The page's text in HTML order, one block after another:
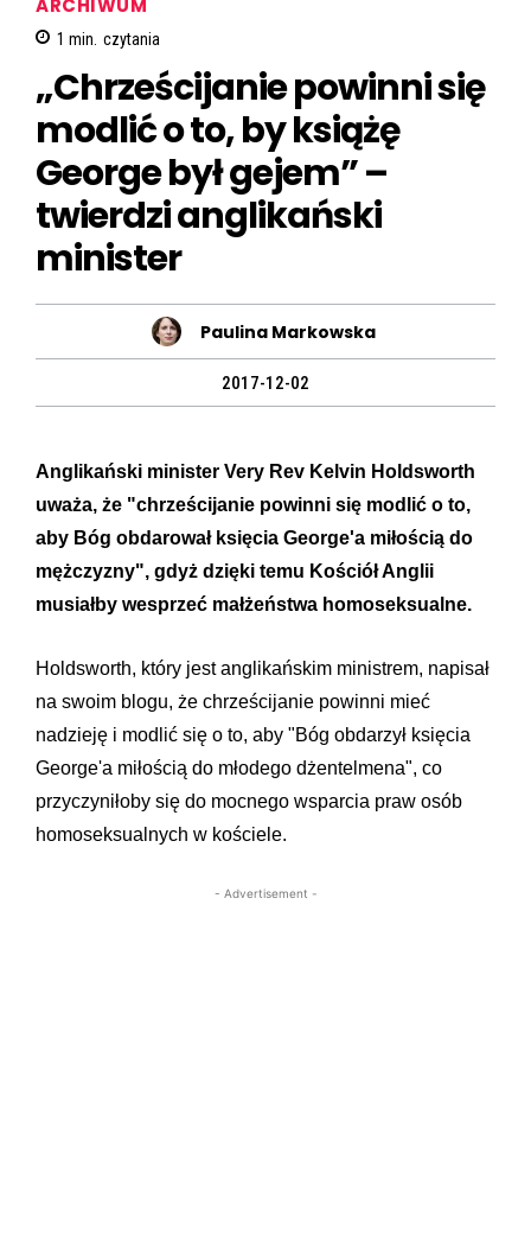
ARCHIWUM
1 min. czytania
„Chrześcijanie powinni się
modlić o to, by książę
George był gejem” –
twierdzi anglikański
minister
Paulina Markowska
2017-12-02
Anglikański minister Very Rev Kelvin Holdsworth
uważa, że "chrześcijanie powinni się modlić o to,
aby Bóg obdarował księcia George'a miłością do
mężczyzny", gdyż dzięki temu Kościół Anglii
musiałby wesprzeć małżeństwa homoseksualne.
Holdsworth, który jest anglikańskim ministrem, napisał
na swoim blogu, że chrześcijanie powinni mieć
nadzieję i modlić się o to, aby "Bóg obdarzył księcia
George'a miłością do młodego dżentelmena", co
przyczyniłoby się do mocnego wsparcia praw osób
homoseksualnych w kościele.
- Advertisement -